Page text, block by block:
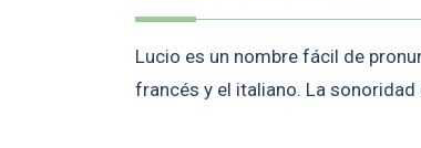
Lucio es un nombre fácil de
francés y el italiano. La